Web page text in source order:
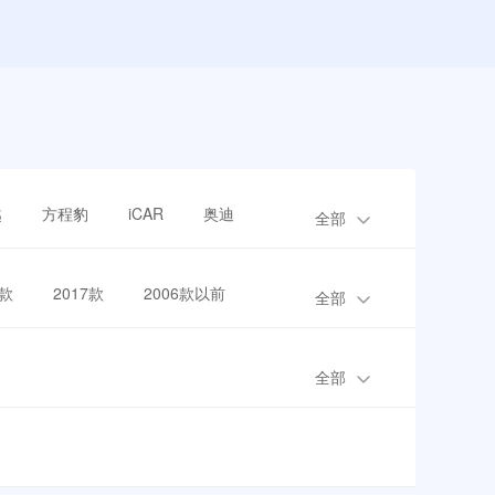
方程豹 iCAR 奥迪 全部
2017款 2006款以前 全部
全部